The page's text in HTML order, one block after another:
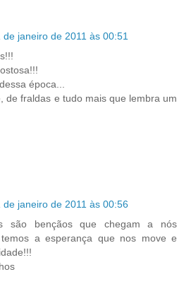
de janeiro de 2011 às 00:51
época...
de fraldas e tudo mais que lembra um
de janeiro de 2011 às 00:56
são bençãos que chegam a nós
a esperança que nos move e